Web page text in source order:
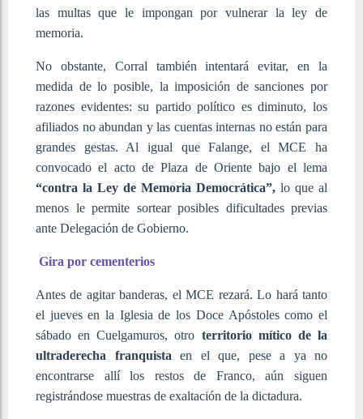
las multas que le impongan por vulnerar la ley de
memoria.
No obstante, Corral también intentará evitar, en la
medida de lo posible, la imposición de sanciones por
razones evidentes: su partido político es diminuto, los
afiliados no abundan y las cuentas internas no están para
grandes gestas. Al igual que Falange, el MCE ha
convocado el acto de Plaza de Oriente bajo el lema
“contra la Ley de Memoria Democrática”, lo que al
menos le permite sortear posibles dificultades previas
ante Delegación de Gobierno.
Gira por cementerios
Antes de agitar banderas, el MCE rezará. Lo hará tanto
el jueves en la Iglesia de los Doce Apóstoles como el
sábado en Cuelgamuros, otro territorio mítico de la
ultraderecha franquista en el que, pese a ya no
encontrarse allí los restos de Franco, aún siguen
registrándose muestras de exaltación de la dictadura.